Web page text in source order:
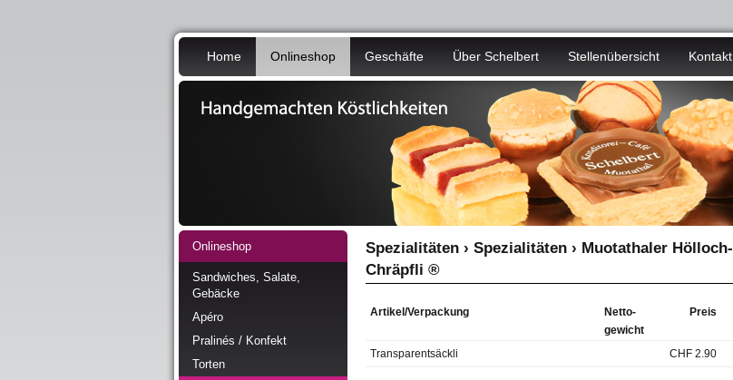
Home Onlineshop Geschäfte Über Schelbert Stellenübersicht Kontakt
Onlineshop
Sandwiches, Salate,
Gebäcke
Apéro
Pralinés / Konfekt
Torten
Spezialitäten › Spezialitäten › Muotathaler Hölloch-
Chräpfli ®
Artikel/Verpackung
Netto-
gewicht
Preis
Transparentsäckli CHF 2.90